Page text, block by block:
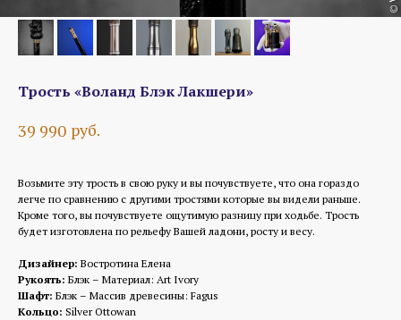
Трость «Воланд Блэк Лакшери»
39 990 руб.
Возьмите эту трость в свою руку и вы почувствуете, что она гораздо
легче по сравнению с другими тростями которые вы видели раньше.
Кроме того, вы почувствуете ощутимую разницу при ходьбе. Трость
будет изготовлена по рельефу Вашей ладони, росту и весу.
Дизайнер: Востротина Елена
Рукоять: Блэк – Материал: Art Ivory
Шафт: Блэк – Массив древесины: Fagus
Кольцо: Silver Ottowan